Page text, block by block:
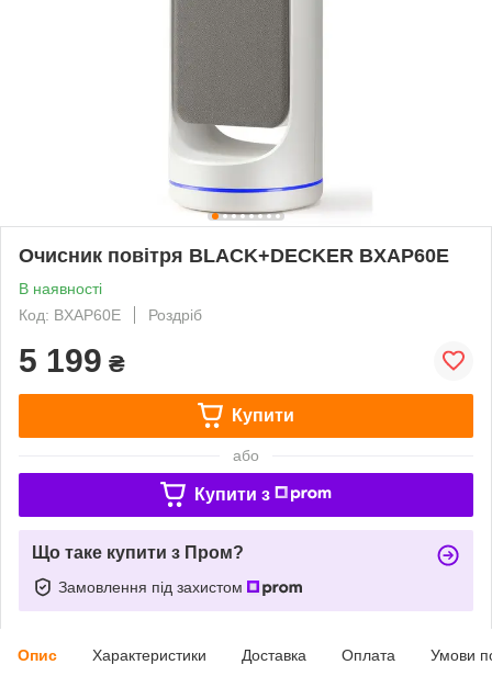
Очисник повітря BLACK+DECKER BXAP60E
В наявності
Код: BXAP60E
Роздріб
5 199 ₴
Купити
або
Купити з
Що таке купити з Пром?
Замовлення під захистом
Опис Характеристики Доставка Оплата Умови